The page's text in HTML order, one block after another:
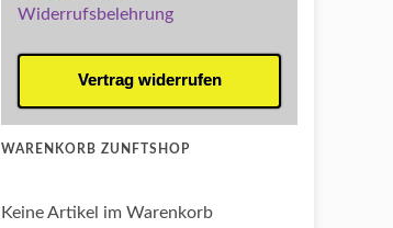
Widerrufsbelehrung
Vertrag widerrufen
WARENKORB ZUNFTSHOP
Keine Artikel im Warenkorb